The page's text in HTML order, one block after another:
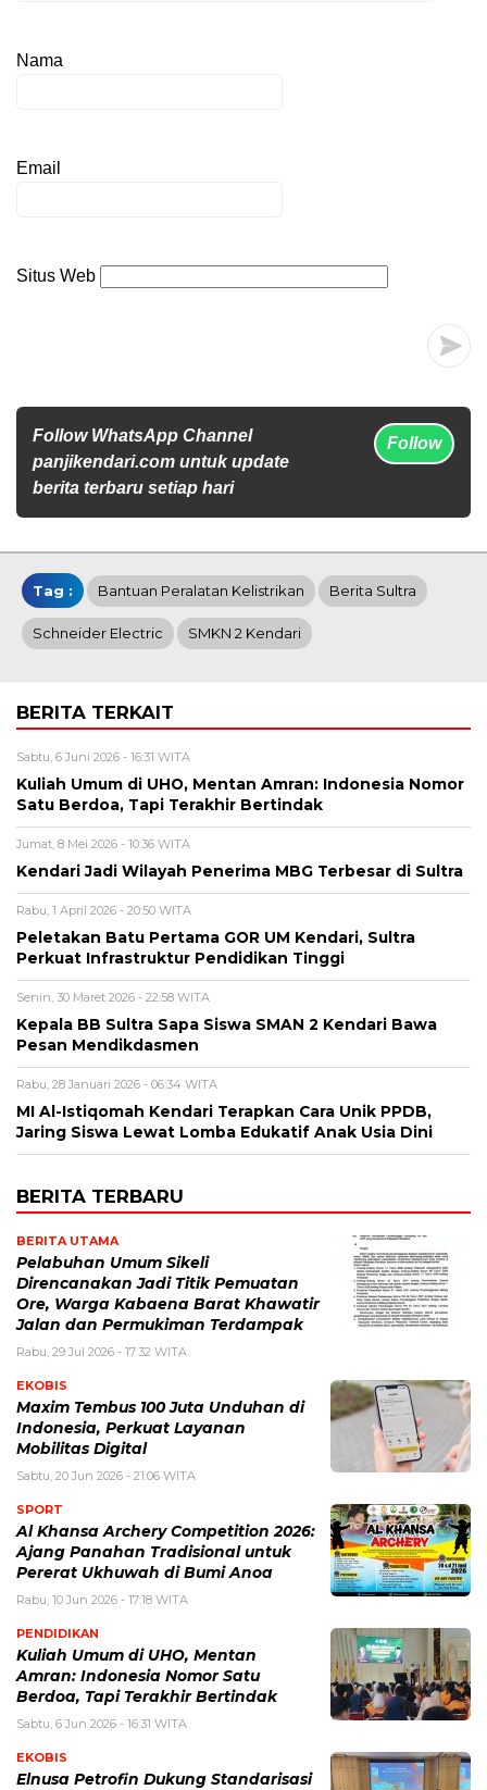
Nama
Email
Situs Web
Follow WhatsApp Channel
panjikendari.com untuk update
berita terbaru setiap hari
Follow
Tag : Bantuan Peralatan Kelistrikan Berita Sultra
Schneider Electric SMKN 2 Kendari
BERITA TERKAIT
Sabtu, 6 Juni 2026 - 16:31 WITA
Kuliah Umum di UHO, Mentan Amran: Indonesia Nomor
Satu Berdoa, Tapi Terakhir Bertindak
Jumat, 8 Mei 2026 - 10:36 WITA
Kendari Jadi Wilayah Penerima MBG Terbesar di Sultra
Rabu, 1 April 2026 - 20:50 WITA
Peletakan Batu Pertama GOR UM Kendari, Sultra
Perkuat Infrastruktur Pendidikan Tinggi
Senin, 30 Maret 2026 - 22:58 WITA
Kepala BB Sultra Sapa Siswa SMAN 2 Kendari Bawa
Pesan Mendikdasmen
Rabu, 28 Januari 2026 - 06:34 WITA
MI Al-Istiqomah Kendari Terapkan Cara Unik PPDB,
Jaring Siswa Lewat Lomba Edukatif Anak Usia Dini
BERITA TERBARU
BERITA UTAMA
Pelabuhan Umum Sikeli
Direncanakan Jadi Titik Pemuatan
Ore, Warga Kabaena Barat Khawatir
Jalan dan Permukiman Terdampak
Rabu, 29 Jul 2026 - 17:32 WITA
EKOBIS
Maxim Tembus 100 Juta Unduhan di
Indonesia, Perkuat Layanan
Mobilitas Digital
Sabtu, 20 Jun 2026 - 21:06 WITA
SPORT
Al Khansa Archery Competition 2026:
Ajang Panahan Tradisional untuk
Pererat Ukhuwah di Bumi Anoa
Rabu, 10 Jun 2026 - 17:18 WITA
PENDIDIKAN
Kuliah Umum di UHO, Mentan
Amran: Indonesia Nomor Satu
Berdoa, Tapi Terakhir Bertindak
Sabtu, 6 Jun 2026 - 16:31 WITA
EKOBIS
Elnusa Petrofin Dukung Standarisasi